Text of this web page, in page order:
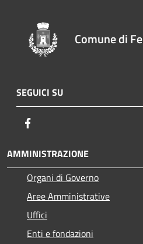
Comune di
SEGUICI SU
AMMINISTRAZIONE
Organi di Governo
Aree Amministrative
Uffici
Enti e fondazioni